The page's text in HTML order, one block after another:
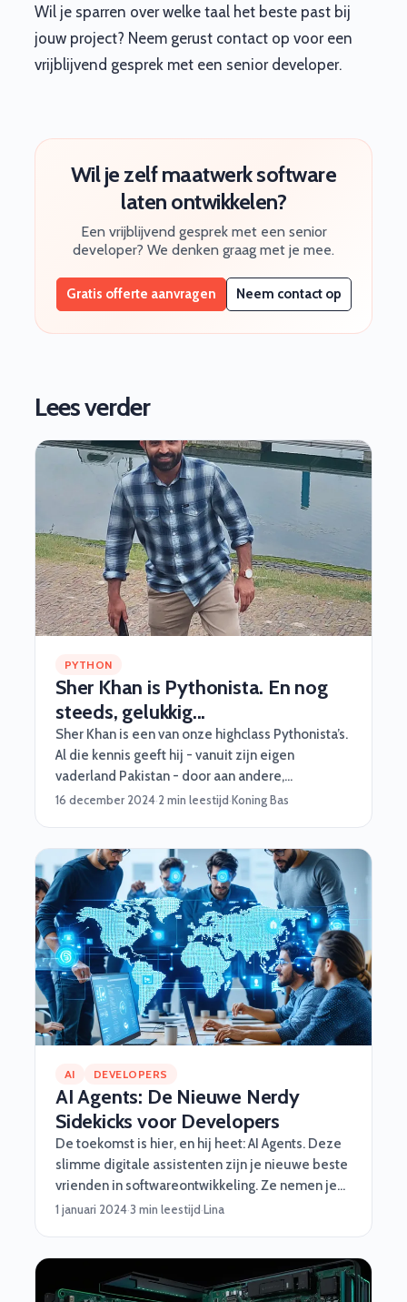
Wil je sparren over welke taal het beste past bij
jouw project? Neem gerust contact op voor een
vrijblijvend gesprek met een senior developer.
Wil je zelf maatwerk software
laten ontwikkelen?
Een vrijblijvend gesprek met een senior
developer? We denken graag met je mee.
Gratis offerte aanvragen Neem contact op
Lees verder
PYTHON
Sher Khan is Pythonista. En nog
steeds, gelukkig...
Sher Khan is een van onze highclass Pythonista’s.
Al die kennis geeft hij - vanuit zijn eigen
vaderland Pakistan - door aan andere,
talentvolle Pythonista’s. Zo’n 3 uur per dag. Met
gaan we het nu niet over hebben. Vandaag geeft
Sher een kort lesje in veerkracht en de kracht van
het ‘gewoon oplossen’. Go!
16 december 2024·2 min leestijd·Koning Bas
AI DEVELOPERS
AI Agents: De Nieuwe Nerdy
Sidekicks voor Developers
De toekomst is hier, en hij heet: AI Agents. Deze
slimme digitale assistenten zijn je nieuwe beste
vrienden in softwareontwikkeling. Ze nemen je
saaie taken uit handen, werken razendsnel en
sidekicks hebben jouw back. Maar wat zijn AI
Agents precies, wat kunnen ze, en waarom zijn
1 januari 2024·3 min leestijd·Lina